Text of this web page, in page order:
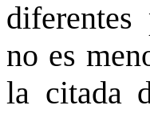
diferentes
no es
la citada